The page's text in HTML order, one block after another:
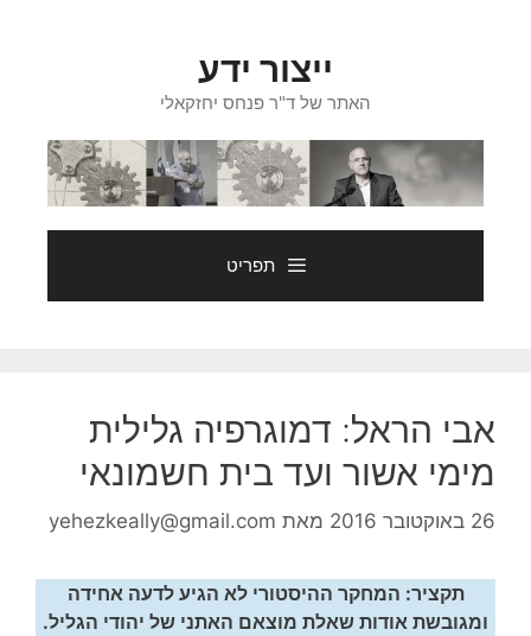
ייצור ידע
האתר של ד"ר פנחס יחזקאלי
תפריט
אבי הראל: דמוגרפיה גלילית
מימי אשור ועד בית חשמונאי
26 באוקטובר 2016 מאת yehezkeally@gmail.com
תקציר: המחקר ההיסטורי לא הגיע לדעה אחידה
ומגובשת אודות שאלת מוצאם האתני של יהודי הגליל.